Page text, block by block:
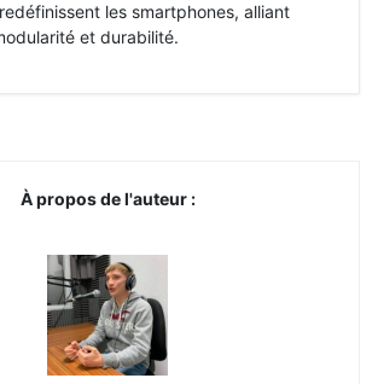
les smartphones, alliant
et durabilité.
À propos de l'auteur :